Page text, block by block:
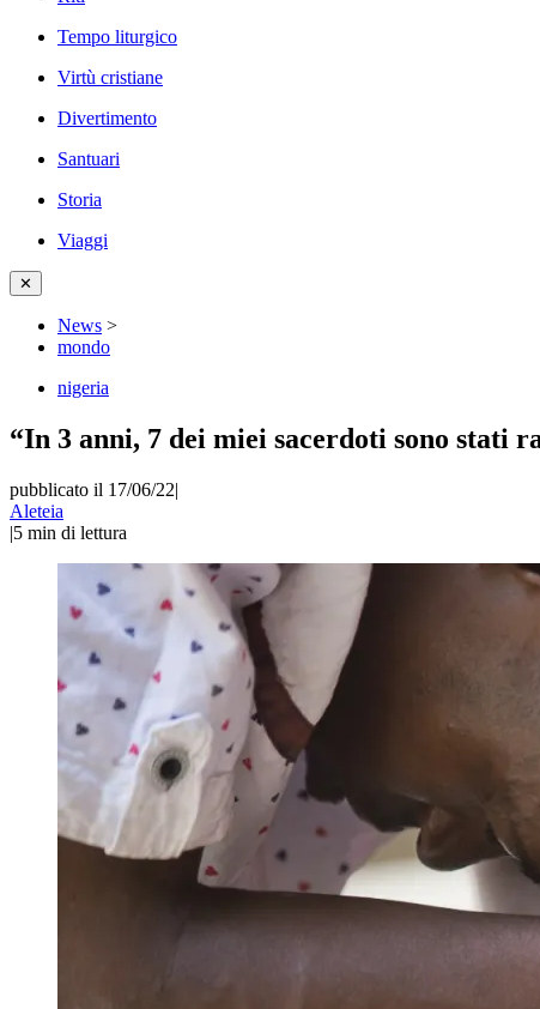
Tempo liturgico
Virtù cristiane
Divertimento
Santuari
Storia
Viaggi
✕
News >
mondo
nigeria
“In 3 anni, 7 dei miei sacerdoti sono stati
pubblicato il 17/06/22|
Aleteia
|5 min di lettura